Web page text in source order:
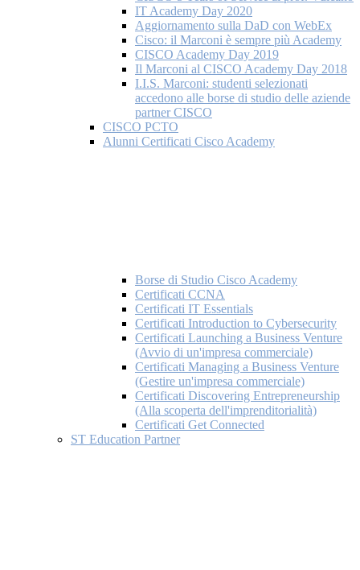
IT Academy Day 2020
Aggiornamento sulla DaD con WebEx
Cisco: il Marconi è sempre più Academy
CISCO Academy Day 2019
Il Marconi al CISCO Academy Day 2018
I.I.S. Marconi: studenti selezionati
accedono alle borse di studio delle aziende
partner CISCO
CISCO PCTO
Alunni Certificati Cisco Academy
Borse di Studio Cisco Academy
Certificati CCNA
Certificati IT Essentials
Certificati Introduction to Cybersecurity
Certificati Launching a Business Venture
(Avvio di un'impresa commerciale)
Certificati Managing a Business Venture
(Gestire un'impresa commerciale)
Certificati Discovering Entrepreneurship
(Alla scoperta dell'imprenditorialità)
Certificati Get Connected
ST Education Partner